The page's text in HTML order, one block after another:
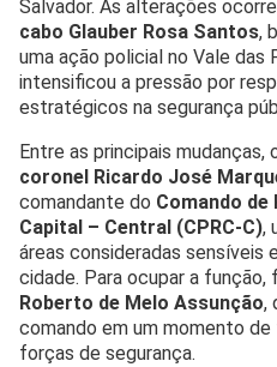
Salvador. As alterações
cabo Glauber Rosa Santos,
uma ação policial no Vale das
intensificou a pressão por
estratégicos na segurança
Entre as principais mudanças,
coronel Ricardo José
comandante do Comando
Capital – Central (CPRC-C),
áreas consideradas sensíveis
cidade. Para ocupar a função,
Roberto de Melo Assunção,
comando em um momento
forças de segurança.